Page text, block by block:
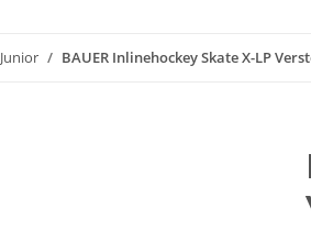
Junior BAUER Inlinehockey Skate X-LP